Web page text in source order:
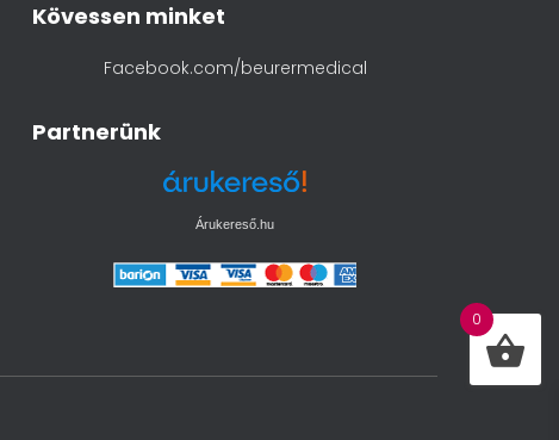
Kövessen minket
Facebook.com/beurermedical
Partnerünk
Árukereső.hu
0